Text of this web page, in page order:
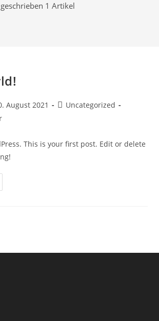
1 Artikel
August 2021
Beitrags-
Uncategorized
This is your first post. Edit or delete